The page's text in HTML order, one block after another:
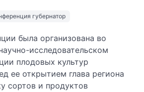
губернатор
была организована во
исследовательском
плодовых культур
ее открытием глава региона
сортов и продуктов